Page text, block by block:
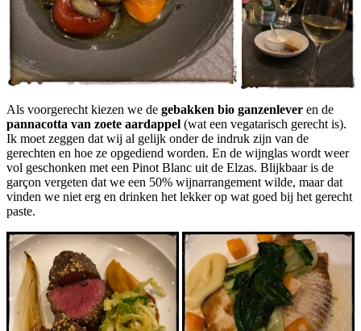
Als voorgerecht kiezen we de gebakken bio ganzenlever en de
pannacotta van zoete aardappel (wat een vegatarisch gerecht is).
Ik moet zeggen dat wij al gelijk onder de indruk zijn van de
gerechten en hoe ze opgediend worden. En de wijnglas wordt weer
vol geschonken met een Pinot Blanc uit de Elzas. Blijkbaar is de
garçon vergeten dat we een 50% wijnarrangement wilde, maar dat
vinden we niet erg en drinken het lekker op wat goed bij het gerecht
paste.